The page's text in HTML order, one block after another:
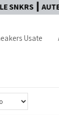
Usate